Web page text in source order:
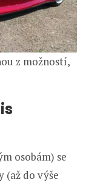
z možností,
osobám) se
(až do výše